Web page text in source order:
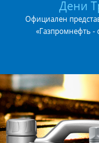
Дени
Официален
«Газпромнефть